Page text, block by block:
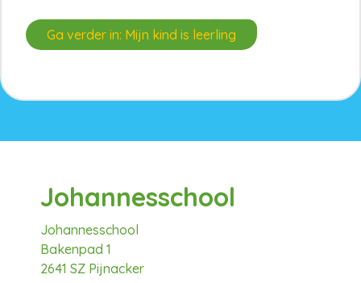
Ga verder in: Mijn kind is leerling
Johannesschool
Johannesschool
Bakenpad 1
2641 SZ Pijnacker